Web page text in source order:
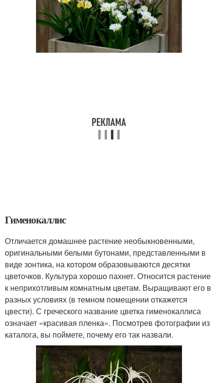
Гименокаллис
Отличается домашнее растение необыкновенными,
оригинальными белыми бутонами, представленными в
виде зонтика, на котором образовываются десятки
цветочков. Культура хорошо пахнет. Относится растение
к неприхотливым комнатным цветам. Выращивают его в
разных условиях (в темном помещении откажется
цвести). С греческого название цветка гименокаллиса
означает «красивая пленка». Посмотрев фотографии из
каталога, вы поймете, почему его так назвали.